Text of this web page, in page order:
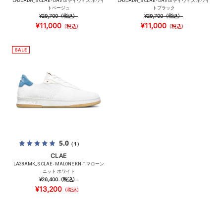
トベージュ
¥29,700（税込）
¥11,000 （税込）
トブラック
¥29,700（税込）
¥11,000 （税込）
5.0（1）
CLAE
LA38AMK_S CLAE - MALONE KNIT マローン
ニット ホワイト
¥26,400（税込）
¥13,200 （税込）